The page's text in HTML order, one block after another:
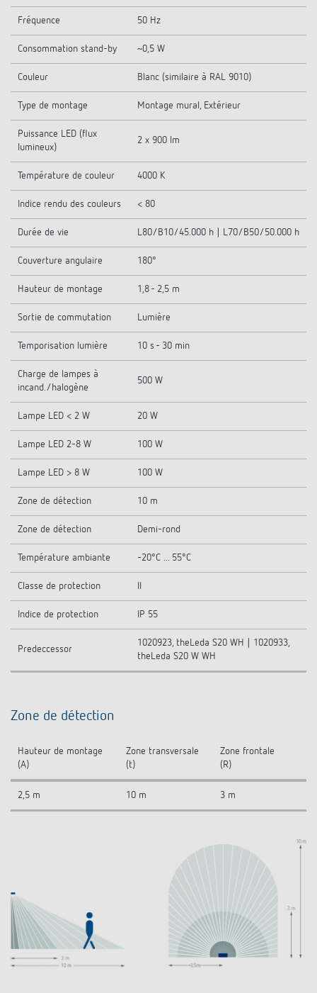
Fréquence 50 Hz
Consommation stand-by ~0,5 W
Couleur Blanc (similaire à RAL 9010)
Type de montage Montage mural, Extérieur
Puissance LED (flux
lumineux)
2 x 900 lm
Température de couleur 4000 K
Indice rendu des couleurs < 80
Durée de vie L80/B10/45.000 h | L70/B50/50.000 h
Couverture angulaire 180°
Hauteur de montage 1,8 - 2,5 m
Sortie de commutation Lumière
Temporisation lumière 10 s - 30 min
Charge de lampes à
incand./halogène
500 W
Lampe LED < 2 W 20 W
Lampe LED 2-8 W 100 W
Lampe LED > 8 W 100 W
Zone de détection 10 m
Zone de détection Demi-rond
Température ambiante -20°C ... 55°C
Classe de protection
Indice de protection IP 55
Predeccessor
1020923, theLeda S20 WH | 1020933,
theLeda S20 W WH
Zone de détection
Hauteur de montage
(A)
Zone transversale
(t)
Zone frontale
(R)
2,5 m 10 m 3 m